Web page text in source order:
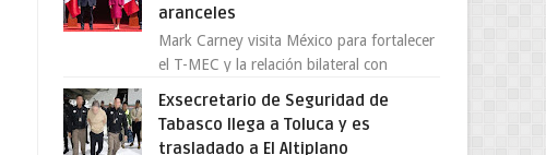
aranceles
Mark Carney visita México para fortalecer
el T-MEC y la relación bilateral con
provocada por la ofen...
Exsecretario de Seguridad de
Tabasco llega a Toluca y es
trasladado a El Altiplano